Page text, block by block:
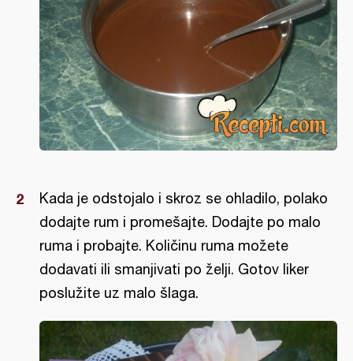
Kada je odstojalo i skroz se ohladilo, polako
dodajte rum i promešajte. Dodajte po malo
ruma i probajte. Količinu ruma možete
dodavati ili smanjivati po želji. Gotov liker
poslužite uz malo šlaga.